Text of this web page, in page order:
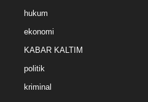
hukum
ekonomi
KABAR KALTIM
politik
kriminal